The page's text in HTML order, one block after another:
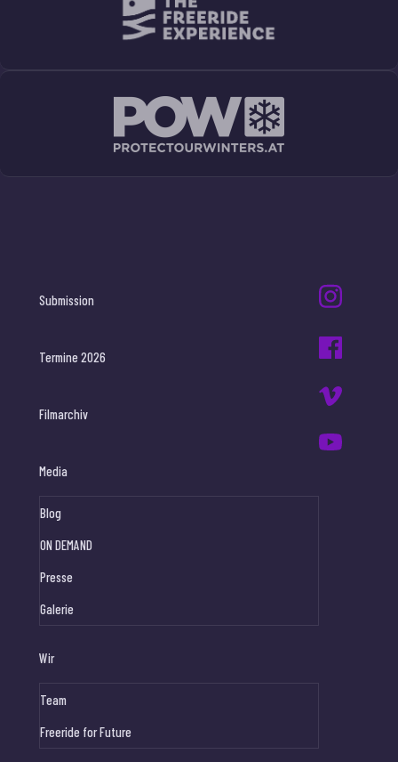
Submission
Termine 2026
Filmarchiv
Media
Blog
ON DEMAND
Presse
Galerie
Wir
Team
Freeride for Future